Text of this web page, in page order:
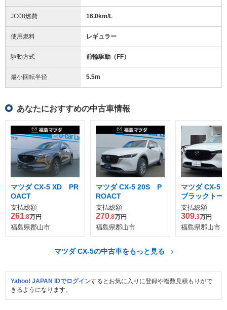
JC08燃費 16.0km/L
使用燃料 レギュラー
駆動方式 前輪駆動（FF）
最小回転半径 5.5m
あなたにおすすめの中古車情報
マツダ CX-5 XD PR
OACT
支払総額
261.8万円
福島県郡山市
マツダ CX-5 20S P
ROACT
支払総額
270.8万円
福島県郡山市
マツダ CX-5
ブラックトー
ィション デ
ターボ 4WD
支払総額
309.3万円
福島県郡山市
マツダ CX-5の中古車をもっと見る
Yahoo! JAPAN IDでログインするとお気に入りに登録や複数見積もりがで
きるようになります。